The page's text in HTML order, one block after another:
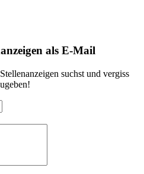
als E-Mail
suchst und vergiss